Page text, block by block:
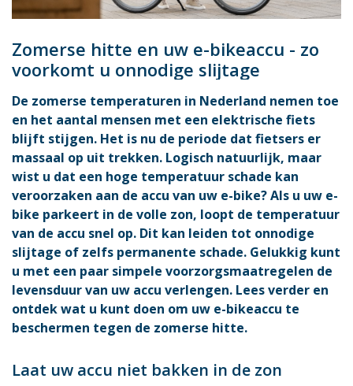
Zomerse hitte en uw e-bikeaccu - zo
voorkomt u onnodige slijtage
De zomerse temperaturen in Nederland nemen toe
en het aantal mensen met een elektrische fiets
blijft stijgen. Het is nu de periode dat fietsers er
massaal op uit trekken. Logisch natuurlijk, maar
wist u dat een hoge temperatuur schade kan
veroorzaken aan de accu van uw e-bike? Als u uw e-
bike parkeert in de volle zon, loopt de temperatuur
van de accu snel op. Dit kan leiden tot onnodige
slijtage of zelfs permanente schade. Gelukkig kunt
u met een paar simpele voorzorgsmaatregelen de
levensduur van uw accu verlengen. Lees verder en
ontdek wat u kunt doen om uw e-bikeaccu te
beschermen tegen de zomerse hitte.
Laat uw accu niet bakken in de zon